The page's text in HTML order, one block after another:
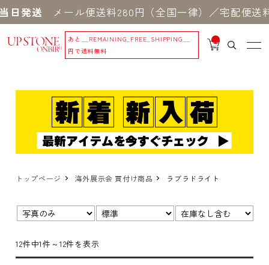
発送メール便送料280円（全国一律）／宅配便送
あと
__REMAINING_FREE_SHIPPING__
円で送料無料
__
IT
_
トップページ 海外展示会 買付け商品 ラブラドライト
12件中1件～12件を表示